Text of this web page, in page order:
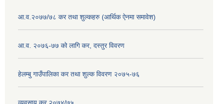
आ.व.२०७७/७८ कर तथा शुल्कहरु (आर्थिक ऐनमा समावेश)
आ.व. २०७६-७७ को लागि कर, दस्तुर विवरण
हेलम्बु गाउँपालिका कर तथा शुल्क विवरण २०७५-७६